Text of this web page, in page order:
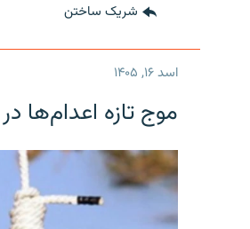
شریک ساختن
اسد ۱۶, ۱۴۰۵
موج تازه اعدام‌ها در ایران؛ "۷۱ تن" تنها در یک